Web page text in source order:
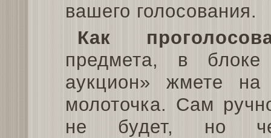
вашего голосования.
Как
предмета, в
аукцион» жмете на
молоточка. Сам
не будет, но